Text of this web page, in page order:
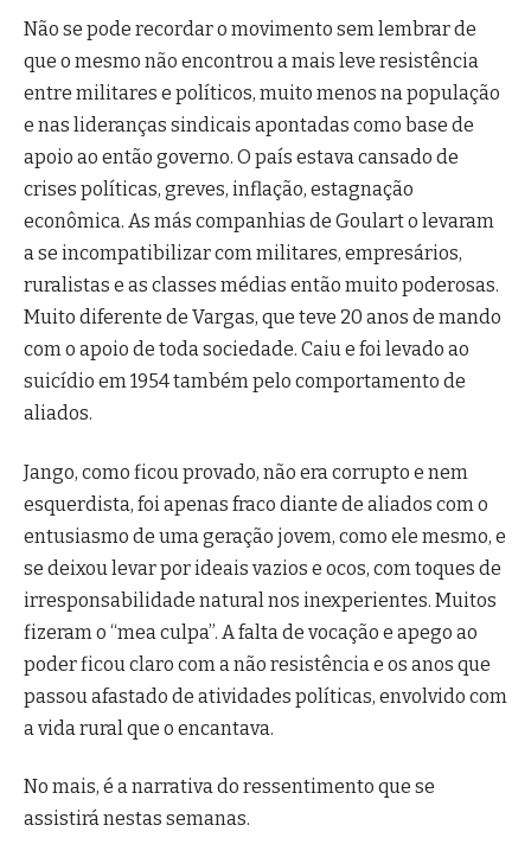
Não se pode recordar o movimento sem lembrar de
que o mesmo não encontrou a mais leve resistência
entre militares e políticos, muito menos na população
e nas lideranças sindicais apontadas como base de
apoio ao então governo. O país estava cansado de
crises políticas, greves, inflação, estagnação
econômica. As más companhias de Goulart o levaram
a se incompatibilizar com militares, empresários,
ruralistas e as classes médias então muito poderosas.
Muito diferente de Vargas, que teve 20 anos de mando
com o apoio de toda sociedade. Caiu e foi levado ao
suicídio em 1954 também pelo comportamento de
aliados.
Jango, como ficou provado, não era corrupto e nem
esquerdista, foi apenas fraco diante de aliados com o
entusiasmo de uma geração jovem, como ele mesmo, e
se deixou levar por ideais vazios e ocos, com toques de
irresponsabilidade natural nos inexperientes. Muitos
fizeram o “mea culpa”. A falta de vocação e apego ao
poder ficou claro com a não resistência e os anos que
passou afastado de atividades políticas, envolvido com
a vida rural que o encantava.
No mais, é a narrativa do ressentimento que se
assistirá nestas semanas.